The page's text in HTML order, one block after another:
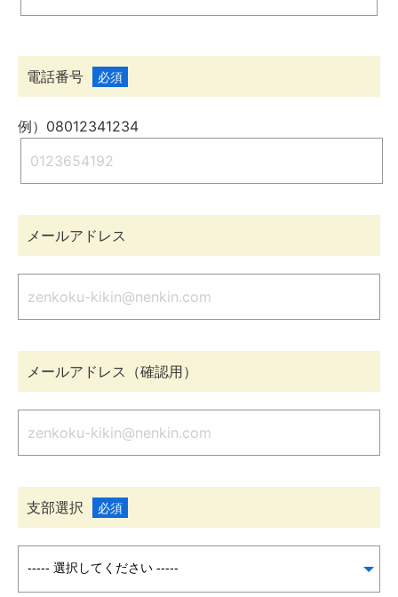
電話番号 必須
例）08012341234
メールアドレス
メールアドレス（確認用）
支部選択 必須